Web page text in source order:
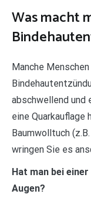
Was macht
Manche
abschwellend und
eine Quarkauflage
Baumwolltuch
wringen Sie es
Hat man bei
Augen?